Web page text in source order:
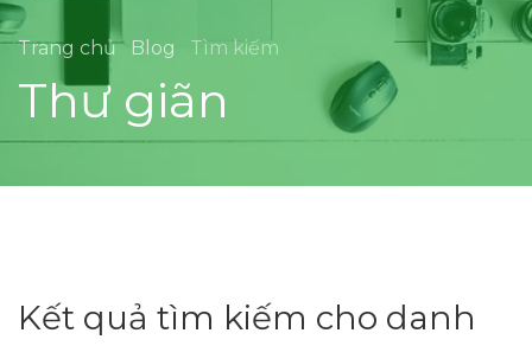
Trang chủ Blog Tìm kiếm
Thư giãn
Kết quả tìm kiếm cho danh